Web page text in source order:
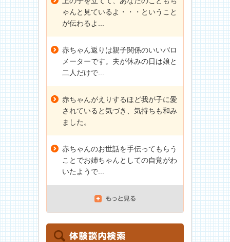
ゃんと見ているよ・・・ということ
が伝わるよ...
赤ちゃん返りは親子関係のいいバロ
メーターです。夫が休みの日は娘と
二人だけで...
赤ちゃんがえりするほど我が子に愛
されていると気づき、気持ちも和み
ました。
赤ちゃんのお世話を手伝ってもらう
ことでお姉ちゃんとしての自覚がわ
いたようで...